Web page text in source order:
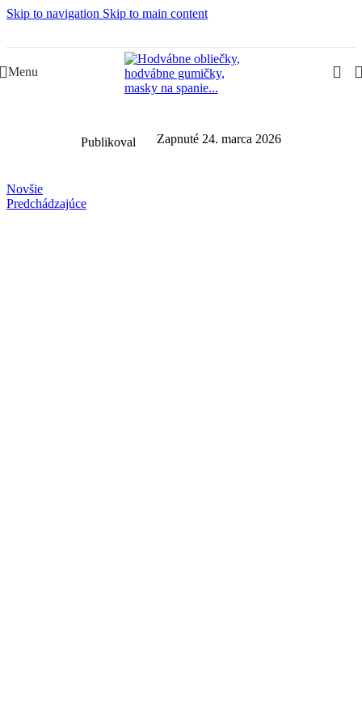
Skip to navigation Skip to main content
Menu
Publikoval Zapnuté 24. marca 2026
Novšie
Predchádzajúce